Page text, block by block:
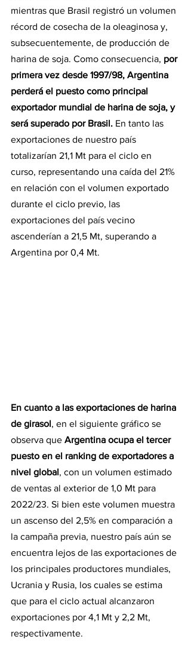
mientras que Brasil registró un volumen
récord de cosecha de la oleaginosa y,
subsecuentemente, de producción de
harina de soja. Como consecuencia, por
primera vez desde 1997/98, Argentina
perderá el puesto como principal
exportador mundial de harina de soja, y
será superado por Brasil. En tanto las
exportaciones de nuestro país
totalizarían 21,1 Mt para el ciclo en
curso, representando una caída del 21%
en relación con el volumen exportado
durante el ciclo previo, las
exportaciones del país vecino
ascenderían a 21,5 Mt, superando a
Argentina por 0,4 Mt.
En cuanto a las exportaciones de harina
de girasol, en el siguiente gráfico se
observa que Argentina ocupa el tercer
puesto en el ranking de exportadores a
nivel global, con un volumen estimado
de ventas al exterior de 1,0 Mt para
2022/23. Si bien este volumen muestra
un ascenso del 2,5% en comparación a
la campaña previa, nuestro país aún se
encuentra lejos de las exportaciones de
los principales productores mundiales,
Ucrania y Rusia, los cuales se estima
que para el ciclo actual alcanzaron
exportaciones por 4,1 Mt y 2,2 Mt,
respectivamente.